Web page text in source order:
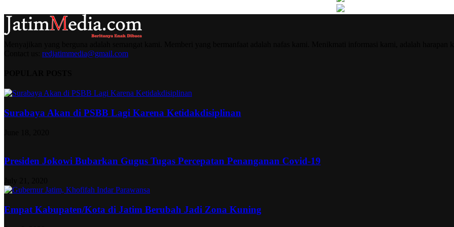
redjatimmedia@gmail.com
Surabaya Akan di PSBB Lagi Karena Ketidakdisiplinan
Presiden Jokowi Bubarkan Gugus Tugas Percepatan Penanganan Covid-19
Empat Kabupaten/Kota di Jatim Berubah Jadi Zona Kuning